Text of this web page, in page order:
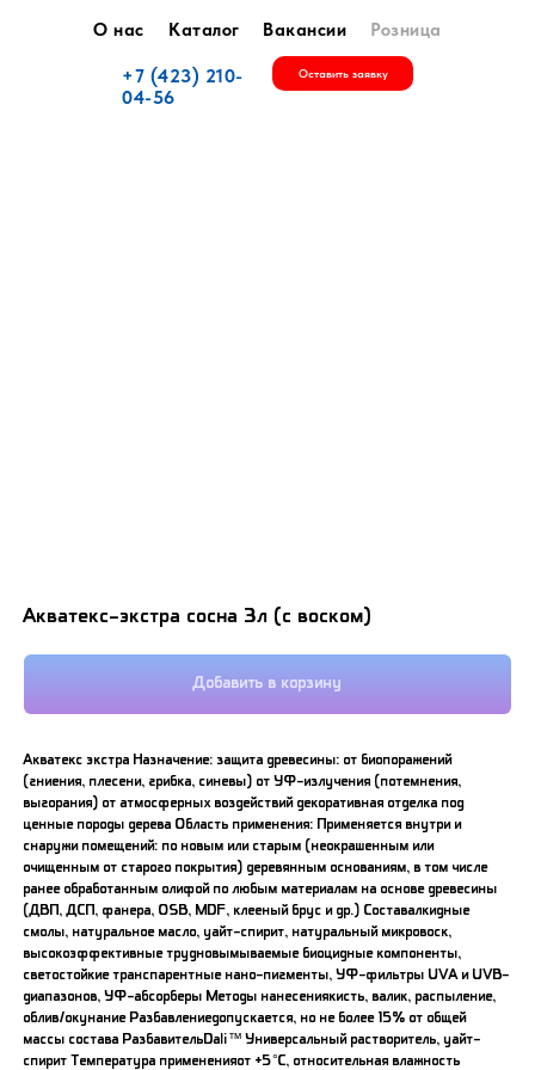
+7 (423) 210-
04-56
Оставить заявку
О нас Каталог Вакансии Розница
Акватекс-экстра сосна 3л (с воском)
Добавить в корзину
Акватекс экстра Назначение: защита древесины: от биопоражений
(гниения, плесени, грибка, синевы) от УФ-излучения (потемнения,
выгорания) от атмосферных воздействий декоративная отделка под
ценные породы дерева Область применения: Применяется внутри и
снаружи помещений: по новым или старым (неокрашенным или
очищенным от старого покрытия) деревянным основаниям, в том числе
ранее обработанным олифой по любым материалам на основе древесины
(ДВП, ДСП, фанера, OSB, MDF, клееный брус и др.) Составалкидные
смолы, натуральное масло, уайт-спирит, натуральный микровоск,
высокоэффективные трудновымываемые биоцидные компоненты,
светостойкие транспарентные нано-пигменты, УФ-фильтры UVA и UVB-
диапазонов, УФ-абсорберы Методы нанесениякисть, валик, распыление,
облив/окунание Разбавлениедопускается, но не более 15% от общей
массы состава РазбавительDali™ Универсальный растворитель, уайт-
спирит Температура примененияот +5°С, относительная влажность